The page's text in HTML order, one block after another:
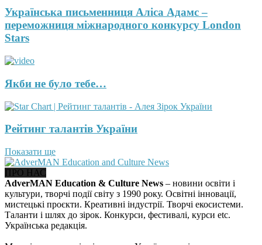
Українська письменниця Аліса Адамс –
переможниця міжнародного конкурсу London
Stars
Якби не було тебе…
Рейтинг талантів України
Показати ще
ПРО НАС
AdverMAN Education & Culture News – новини освіти і
культури, творчі події світу з 1990 року. Освітні інновації,
мистецькі проєкти. Креативні індустрії. Творчі екосистеми.
Таланти і шлях до зірок. Конкурси, фестивалі, курси etc.
Українська редакція.